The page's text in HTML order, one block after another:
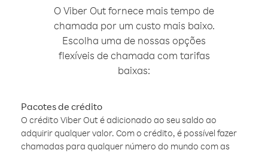
O Viber Out fornece mais tempo de
chamada por um custo mais baixo.
Escolha uma de nossas opções
flexíveis de chamada com tarifas
baixas:
Pacotes de crédito
O crédito Viber Out é adicionado ao seu saldo ao
adquirir qualquer valor. Com o crédito, é possível fazer
chamadas para qualquer número do mundo com as